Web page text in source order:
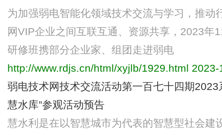
为加强弱电智能化领域技术交流与学习，推动
网VIP企业之间互联互通、资源共享，2023年
研修班携部分企业家、组团走进弱电
http://www.rdjs.cn/html/xyjlb/1929.html 2023-
弱电技术网技术交流活动第一百七十四期
慧水库”参观活动预告
慧水利是在以智慧城市为代表的智慧型社会建